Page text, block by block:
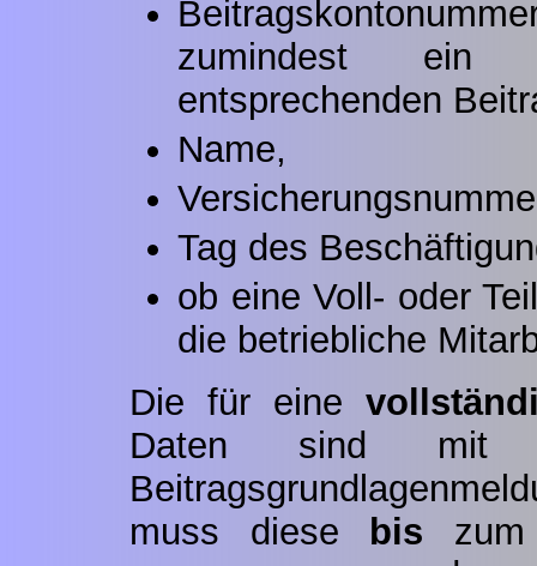
zumindest ein
entsprechenden
Name,
Tag des
ob eine Voll- oder
die betriebliche
Die für eine
Daten sind mit
muss diese
bis